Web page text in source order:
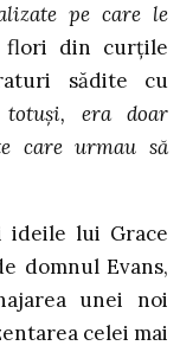
pe care le
flori din curțile
sădite cu
era doar
care urmau să
ideile lui Grace
domnul Evans,
unei noi
celei mai